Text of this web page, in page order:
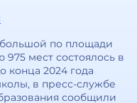
по площади
мест состоялось в
конца 2024 года
в пресс-службе
сообщили